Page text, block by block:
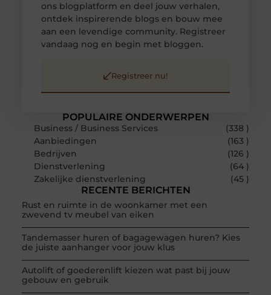
POPULAIRE ONDERWERPEN
Business / Business Services
(338 )
Aanbiedingen
(163 )
Bedrijven
(126 )
Dienstverlening
(64 )
Zakelijke dienstverlening
(45 )
RECENTE BERICHTEN
Rust en ruimte in de woonkamer met een
zwevend tv meubel van eiken
Tandemasser huren of bagagewagen huren? Kies
de juiste aanhanger voor jouw klus
Autolift of goederenlift kiezen wat past bij jouw
gebouw en gebruik
ons blogplatform en deel jouw verhalen,
ontdek inspirerende blogs en bouw mee
aan een levendige community. Registreer
vandaag nog en begin met bloggen.
Registreer nu!